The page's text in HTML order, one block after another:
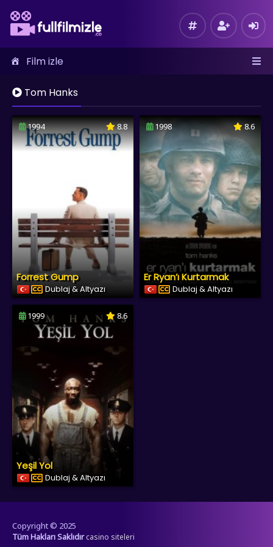
Film izle
Tom Hanks
1994 8.8
Forrest Gump
Dublaj & Altyazı
1998 8.6
Er Ryan’ı Kurtarmak
Dublaj & Altyazı
1999 8.6
Yeşil Yol
Dublaj & Altyazı
Copyright © 2025
Tüm Hakları Saklıdır casino siteleri